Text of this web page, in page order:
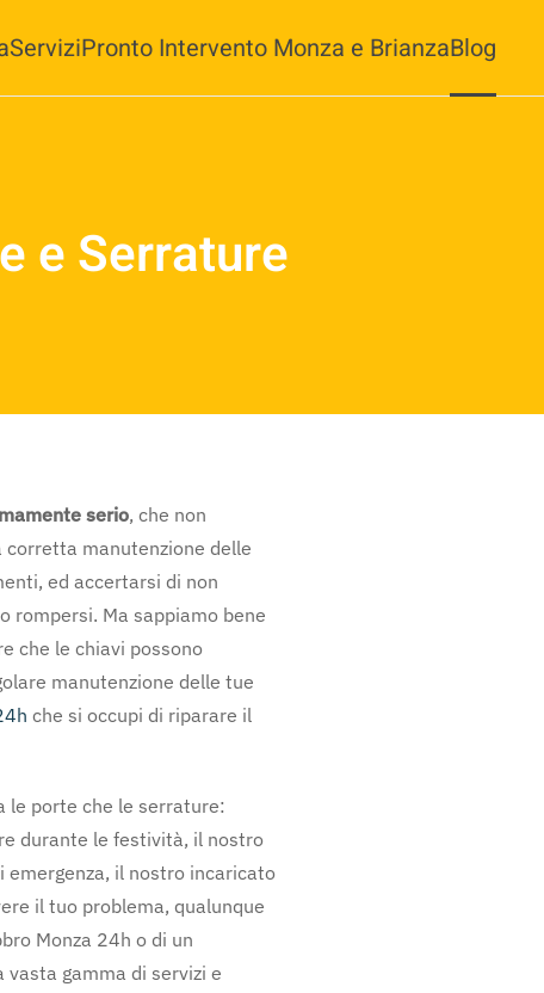
ServiziPronto Intervento Monza e BrianzaBlog
e Serrature
serio, che non
corretta manutenzione delle
ed accertarsi di non
rompersi. Ma sappiamo bene
che le chiavi possono
manutenzione delle tue
che si occupi di riparare il
le porte che le serrature:
durante le festività, il nostro
emergenza, il nostro incaricato
il tuo problema, qualunque
Monza 24h o di un
gamma di servizi e